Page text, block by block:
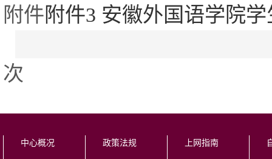
附件附件3 安徽外国语学院
次
中心概况 政策法规 上网指南